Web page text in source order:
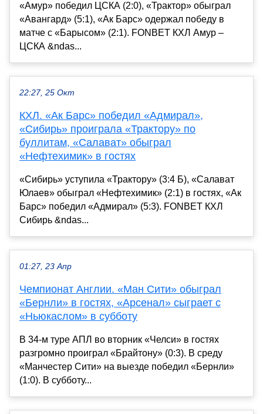
«Амур» победил ЦСКА (2:0), «Трактор» обыграл
«Авангард» (5:1), «Ак Барс» одержал победу в
матче с «Барысом» (2:1). FONBET КХЛ Амур –
ЦСКА &ndas...
22:27, 25 Окт
КХЛ. «Ак Барс» победил «Адмирал»,
«Сибирь» проиграла «Трактору» по
буллитам, «Салават» обыграл
«Нефтехимик» в гостях
«Сибирь» уступила «Трактору» (3:4 Б), «Салават
Юлаев» обыграл «Нефтехимик» (2:1) в гостях, «Ак
Барс» победил «Адмирал» (5:3). FONBET КХЛ
Сибирь &ndas...
01:27, 23 Апр
Чемпионат Англии. «Ман Сити» обыграл
«Бернли» в гостях, «Арсенал» сыграет с
«Ньюкаслом» в субботу
В 34-м туре АПЛ во вторник «Челси» в гостях
разгромно проиграл «Брайтону» (0:3). В среду
«Манчестер Сити» на выезде победил «Бернли»
(1:0). В субботу...